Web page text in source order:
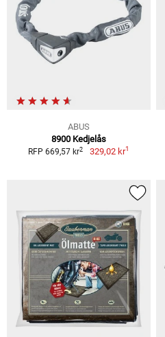
ABUS
8900 Kedjelås
RFP 669,57 kr2 329,02 kr1